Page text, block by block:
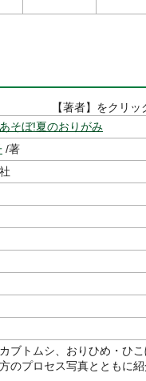
【著者】をクリ
そぼ!夏のおりがみ
/著
ブトムシ、おりひめ・ひ
のプロセス写真とともに